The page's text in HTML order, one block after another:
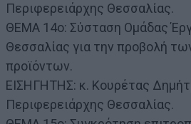
Περιφερειάρχης Θεσσαλίας.
ΘΕΜΑ 14ο: Σύσταση Ομάδας
Θεσσαλίας για την προβολή
προϊόντων.
ΕΙΣΗΓΗΤΗΣ: κ. Κουρέτας
Περιφερειάρχης Θεσσαλίας.